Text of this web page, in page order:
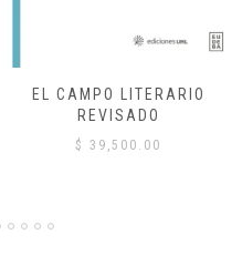
EL CAMPO LITERARIO
REVISADO
$ 39,500.00